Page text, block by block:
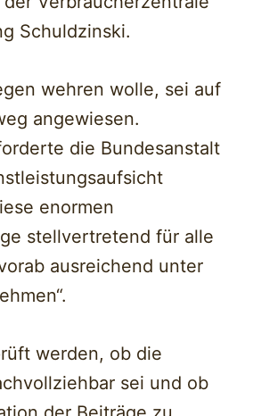
Schuldzinski.
wehren wolle, sei auf
angewiesen.
die Bundesanstalt
enormen
stellvertretend für alle
ausreichend unter
werden, ob die
sei und ob